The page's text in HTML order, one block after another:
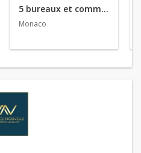
5 bureaux et commerces en vente
Monaco